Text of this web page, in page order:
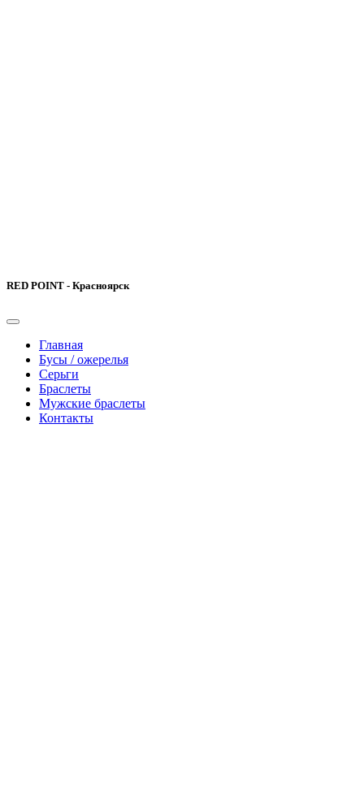
RED POINT - Красноярск
Главная
Бусы / ожерелья
Серьги
Браслеты
Мужские браслеты
Контакты